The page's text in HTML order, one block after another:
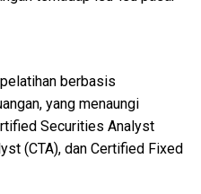
berbasis
yang menaungi
Securities Analyst
(CTA), dan Certified Fixed